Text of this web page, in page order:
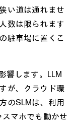
い道は通れませ
数は限られます
駐車場に置くこ
響します。LLM
が、クラウド環
のSLMは、利用
マホでも動かせ